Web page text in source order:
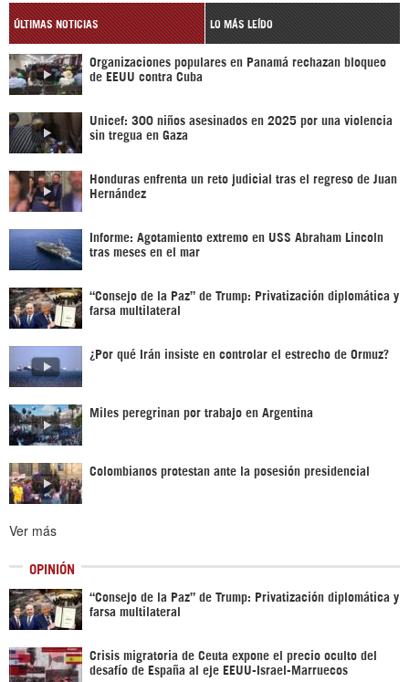
ÚLTIMAS NOTICIAS LO MÁS LEÍDO
Organizaciones populares en Panamá rechazan bloqueo
de EEUU contra Cuba
Unicef: 300 niños asesinados en 2025 por una violencia
sin tregua en Gaza
Honduras enfrenta un reto judicial tras el regreso de Juan
Hernández
Informe: Agotamiento extremo en USS Abraham Lincoln
tras meses en el mar
“Consejo de la Paz” de Trump: Privatización diplomática y
farsa multilateral
¿Por qué Irán insiste en controlar el estrecho de Ormuz?
Miles peregrinan por trabajo en Argentina
Colombianos protestan ante la posesión presidencial
Ver más
OPINIÓN
“Consejo de la Paz” de Trump: Privatización diplomática y
farsa multilateral
Crisis migratoria de Ceuta expone el precio oculto del
desafío de España al eje EEUU-Israel-Marruecos